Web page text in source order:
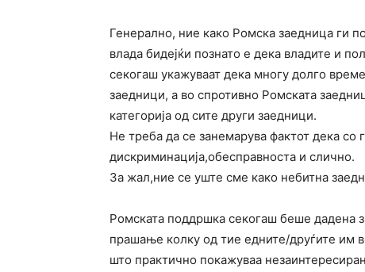
Генерално, ние како Ромска заедница ги
влада бидејќи познато е дека владите и
секогаш укажуваат дека многу долго
заедници, а во спротивно Ромската
категорија од сите други заедници.
Не треба да се занемарува фактот дека со
дискриминација,обесправноста и слично.
За жал,ние се уште сме како небитна
Ромската поддршка секогаш беше дадена
прашање колку од тие едните/друѓите им
што практично покажуваа